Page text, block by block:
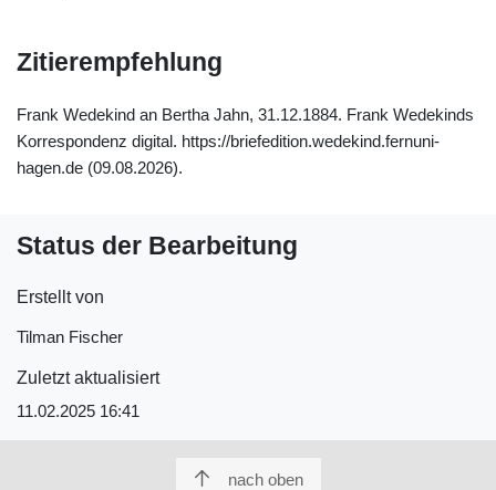
Zitierempfehlung
Frank Wedekind an Bertha Jahn, 31.12.1884. Frank Wedekinds
Korrespondenz digital. https://briefedition.wedekind.fernuni-
hagen.de (09.08.2026).
Status der Bearbeitung
Erstellt von
Tilman Fischer
Zuletzt aktualisiert
11.02.2025 16:41
nach oben